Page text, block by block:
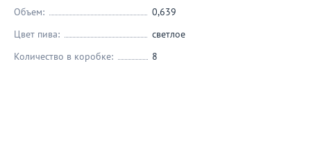
Объем:
0,639
Цвет пива:
светлое
Количество в коробке:
8